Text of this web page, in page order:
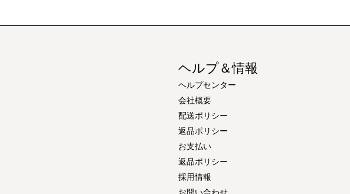
ヘルプ＆情報
ヘルプセンター
会社概要
配送ポリシー
返品ポリシー
お支払い
返品ポリシー
採用情報